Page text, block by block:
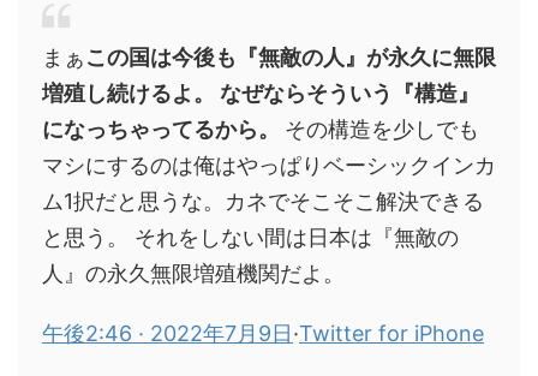
まぁこの国は今後も『無敵の人』が永久に無限
増殖し続けるよ。 なぜならそういう『構造』
になっちゃってるから。 その構造を少しでも
マシにするのは俺はやっぱりベーシックインカ
ム1択だと思うな。カネでそこそこ解決できる
と思う。 それをしない間は日本は『無敵の
人』の永久無限増殖機関だよ。
午後2:46 · 2022年7月9日·Twitter for iPhone